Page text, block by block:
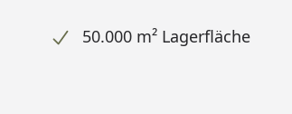
50.000 m² Lagerfläche